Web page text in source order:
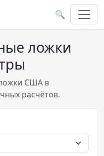
🔍
ложки
США в
расчётов.